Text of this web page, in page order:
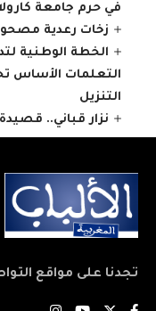
في حرم جامعة
زخات رعدية
الخطة الوطنية
التعلمات الأساس
التنزيل
نزار قباني..
تجدنا على مواقع